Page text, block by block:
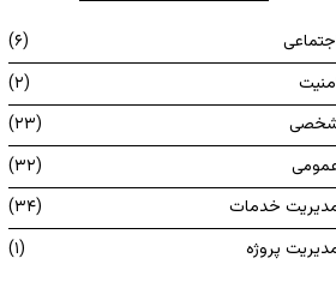
(۶)
(۲)
(۲۳)
(۳۲)
خدمات
(۳۴)
پروژه
(۱)